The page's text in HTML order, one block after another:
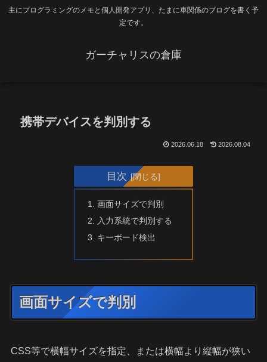
主にプログラミングのメモと個人開発アプリ、たまに車関係のブログを書く予
定です。
ガーチャリスの倉庫
携帯デバイスを判別する
2026.06.18 2026.08.04
目次
画面サイズで判別
入力系統で判別する
キーボード検出
画面サイズで判別
CSS等で横幅サイズを指定、または横幅より縦幅が狭い